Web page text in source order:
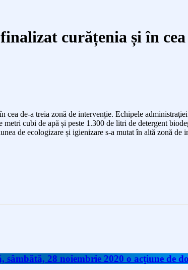
curățenia și în
cea de-a treia zonă de intervenție. Echipele
metri cubi de apă și peste 1.300 de litri de detergent
de ecologizare și igienizare s-a mutat în altă zonă de
sâmbătă, 28 noiembrie 2020 o acţiune de